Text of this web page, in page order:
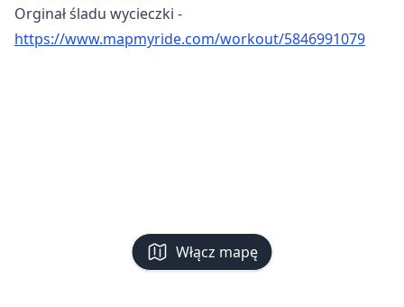
Włącz mapę
Orginał śladu wycieczki -
https://www.mapmyride.com/workout/5846991079